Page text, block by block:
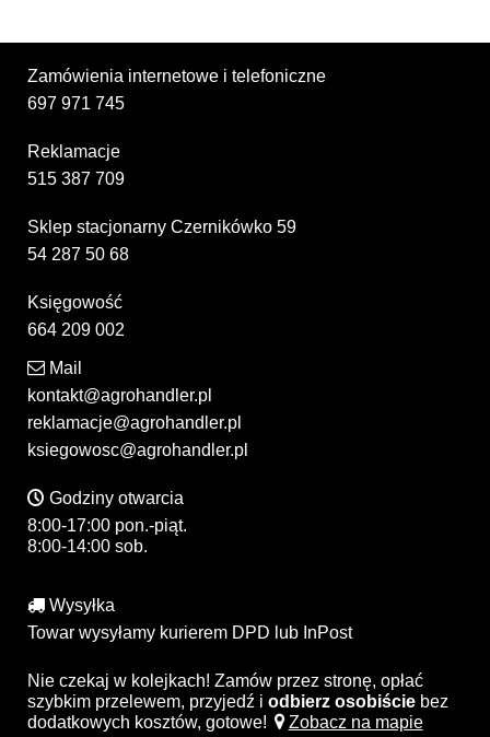
Zamówienia internetowe i telefoniczne
697 971 745
Reklamacje
515 387 709
Sklep stacjonarny Czernikówko 59
54 287 50 68
Księgowość
664 209 002
Mail
kontakt@agrohandler.pl
reklamacje@agrohandler.pl
ksiegowosc@agrohandler.pl
Godziny otwarcia
8:00-17:00 pon.-piąt.
8:00-14:00 sob.
Wysyłka
Towar wysyłamy kurierem DPD lub InPost
Nie czekaj w kolejkach! Zamów przez stronę, opłać
szybkim przelewem, przyjedź i odbierz osobiście bez
dodatkowych kosztów, gotowe!
Zobacz na mapie